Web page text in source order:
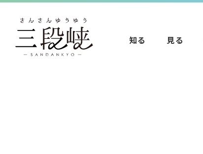
知る 見る